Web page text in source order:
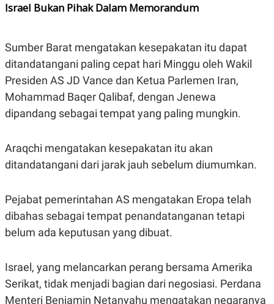
Israel Bukan Pihak Dalam Memorandum
Sumber Barat mengatakan kesepakatan itu dapat
ditandatangani paling cepat hari Minggu oleh Wakil
Presiden AS JD Vance dan Ketua Parlemen Iran,
Mohammad Baqer Qalibaf, dengan Jenewa
dipandang sebagai tempat yang paling mungkin.
Araqchi mengatakan kesepakatan itu akan
ditandatangani dari jarak jauh sebelum diumumkan.
Pejabat pemerintahan AS mengatakan Eropa telah
dibahas sebagai tempat penandatanganan tetapi
belum ada keputusan yang dibuat.
Israel, yang melancarkan perang bersama Amerika
Serikat, tidak menjadi bagian dari negosiasi. Perdana
Menteri Benjamin Netanyahu mengatakan negaranya